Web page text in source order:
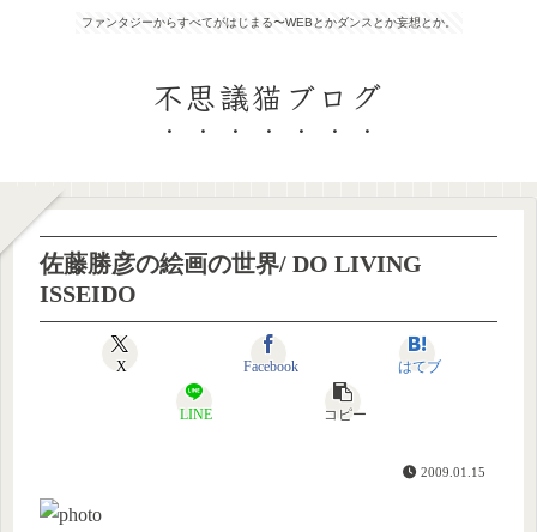
ファンタジーからすべてがはじまる〜WEBとかダンスとか妄想とか。
不思議猫ブログ
佐藤勝彦の絵画の世界/ DO LIVING
ISSEIDO
X Facebook はてブ
LINE コピー
2009.01.15